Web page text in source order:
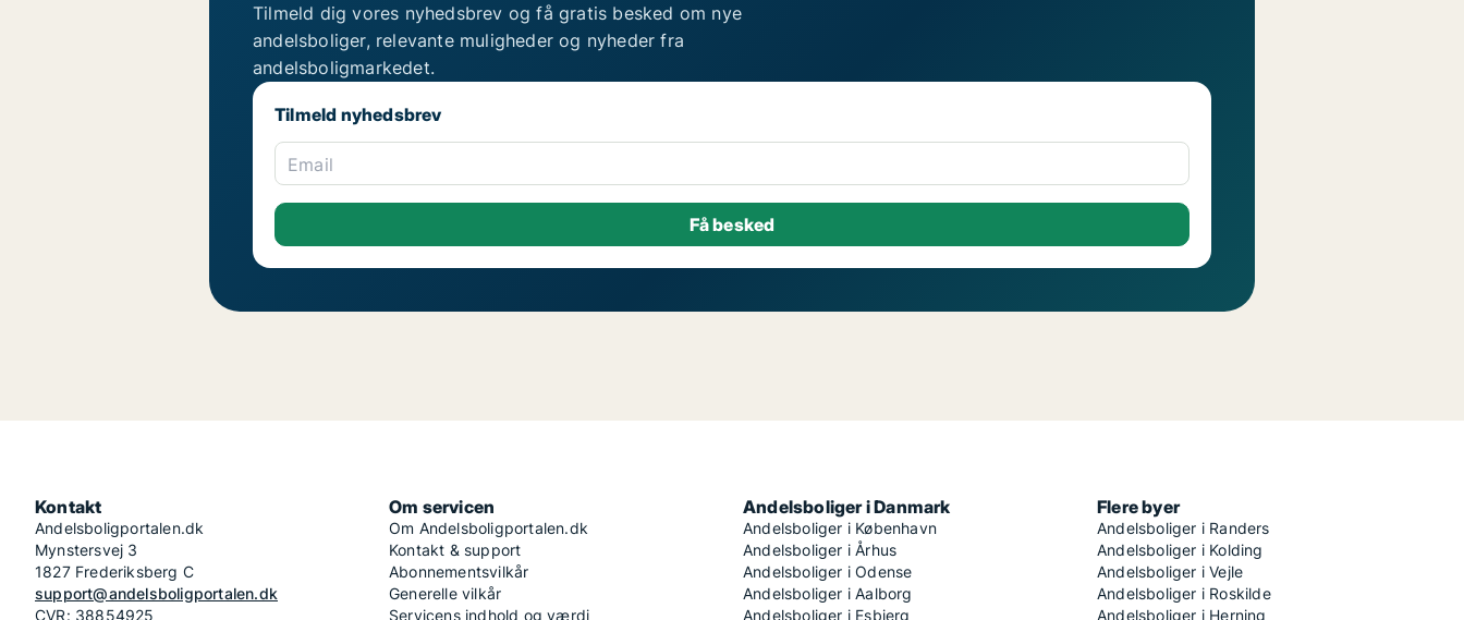
Tilmeld dig vores nyhedsbrev og få gratis besked om nye
andelsboliger, relevante muligheder og nyheder fra
andelsboligmarkedet.
Tilmeld nyhedsbrev
Email
Kontakt
Andelsboligportalen.dk
Mynstersvej 3
1827 Frederiksberg C
support@andelsboligportalen.dk
CVR: 38854925
Om servicen
Om Andelsboligportalen.dk
Kontakt & support
Abonnementsvilkår
Generelle vilkår
Servicens indhold og værdi
Andelsboliger i Danmark
Andelsboliger i København
Andelsboliger i Århus
Andelsboliger i Odense
Andelsboliger i Aalborg
Andelsboliger i Esbjerg
Flere byer
Andelsboliger i Randers
Andelsboliger i Kolding
Andelsboliger i Vejle
Andelsboliger i Roskilde
Andelsboliger i Herning